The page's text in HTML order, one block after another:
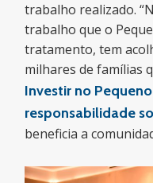
trabalho realizado.
trabalho que o
tratamento, tem
milhares de famílias
Investir no
responsabilidade
beneficia a